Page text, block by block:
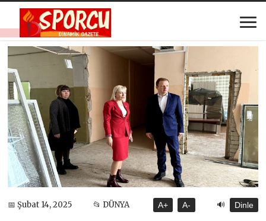
📅 Şubat 14, 2025 📂 DÜNYA A+ A- 🔊 Dinle